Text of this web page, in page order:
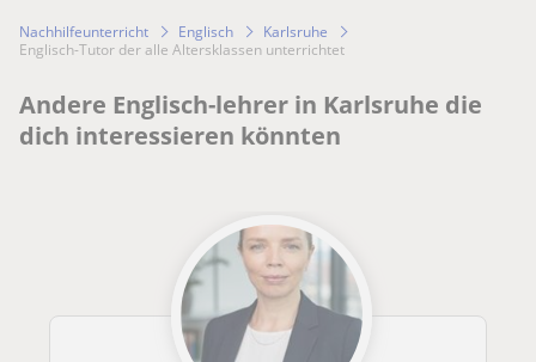
Nachhilfeunterricht Englisch
Karlsruhe
Englisch-Tutor der alle Altersklassen unterrichtet
Andere Englisch-lehrer in Karlsruhe die
dich interessieren könnten